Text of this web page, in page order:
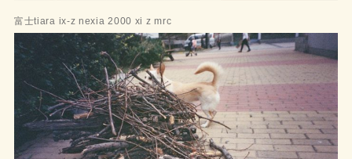
富士tiara ix-z nexia 2000 xi z mrc